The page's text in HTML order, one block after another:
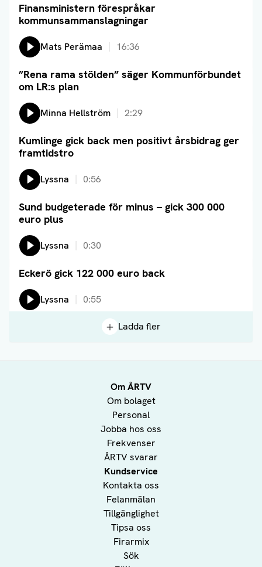
Finansministern förespråkar
kommunsammanslagningar
Läs artikel
Lyssna på:
Mats Perämaa 16:36
”Rena rama stölden” säger Kommunförbundet
om LR:s plan
Läs artikel
Lyssna på:
Minna Hellström 2:29
Kumlinge gick back men positivt årsbidrag ger
framtidstro
Läs artikel
Lyssna 0:56
Sund budgeterade för minus – gick 300 000
euro plus
Läs artikel
Lyssna 0:30
Eckerö gick 122 000 euro back
Läs artikel
Lyssna 0:55
Ladda fler
Om ÅRTV
Om bolaget
Personal
Jobba hos oss
Frekvenser
ÅRTV svarar
Kundservice
Kontakta oss
Felanmälan
Tillgänglighet
Tipsa oss
Firarmix
Sök